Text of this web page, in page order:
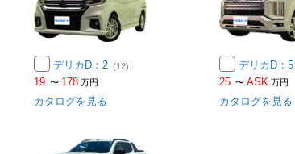
デリカD：2 (12)
19 〜 178 万円
カタログを見る
デリカD：
25 〜 ASK 万円
カタログを見る